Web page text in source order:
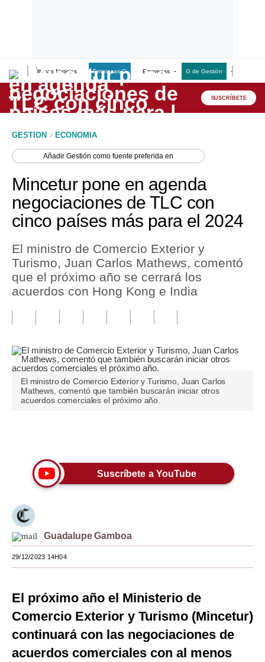
Últimas Noticias Empresas G Empresas G de Gestión
Lo último
Peru Quiosco
Economía
Mercados
Política
Tu Dinero
Finanzas Personales
Plus G
Opinión
Editorial
Tendencias
Viajes
Moda
Estilos
Mundo
EEUU
México
SUSCRÍBETE
GESTION > ECONOMIA
AñadirGestión como fuente preferida en
Mincetur pone en agenda
negociaciones de TLC con
cinco países más para el 2024
El ministro de Comercio Exterior y
Turismo, Juan Carlos Mathews, comentó
que el próximo año se cerrará los
acuerdos con Hong Kong e India
El ministro de Comercio Exterior y Turismo, Juan Carlos
Mathews, comentó que también buscarán iniciar otros
acuerdos comerciales el próximo año.
Suscríbete a YouTube
Guadalupe Gamboa
29/12/2023 14H04
El próximo año el Ministerio de
Comercio Exterior y Turismo (Mincetur)
continuará con las negociaciones de
acuerdos comerciales con al menos